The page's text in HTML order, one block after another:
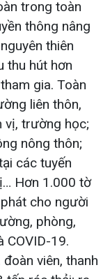
trong toàn
thông nâng
thiên
thu hút hơn
gia. Toàn
liên thôn,
vị, trường học;
nông thôn;
các tuyến
Hơn 1.000 tờ
cho người
phòng,
COVID-19.
viên, thanh